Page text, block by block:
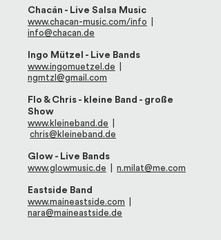
Chacán - Live Salsa Music
www.chacan-music.com/info
info@chacan.de
Ingo Mützel - Live Bands
www.ingomuetzel.de
ngmtzl@gmail.com
Flo & Chris - kleine Band - große
Show
www.kleineband.de
chris@kleineband.de
Glow - Live Bands
www.glowmusic.de n.milat@me.com
Eastside Band
www.maineastside.com
nara@maineastside.de